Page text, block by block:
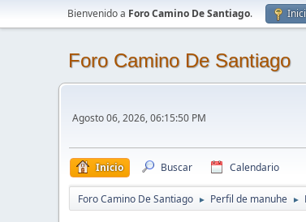
Bienvenido a Foro Camino De Santiago.
Foro Camino De Santiago
Agosto 06, 2026, 06:15:50 PM
Inicio Buscar Calendario
Foro Camino De Santiago ► Perfil de manuhe ►